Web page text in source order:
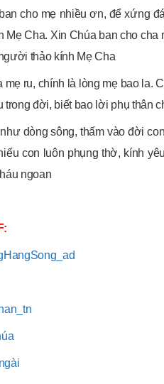
cho mẹ nhiều ơn, để xứng
Mẹ Cha. Xin Chúa ban cho
thảo kính Mẹ Cha
mẹ ru, chính là lòng mẹ bao la.
trong đời, biết bao lời phụ thân
dòng sông, thấm vào đời
con luôn phụng thờ, kính
ngoan